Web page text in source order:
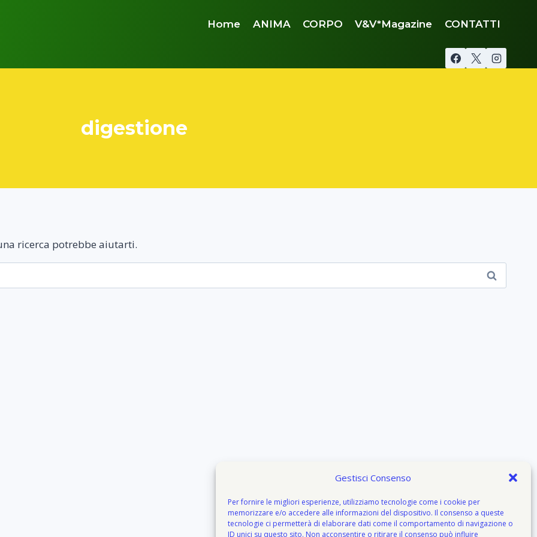
Gestisci Consenso
Per fornire le migliori esperienze, utilizziamo tecnologie come i cookie per
memorizzare e/o accedere alle informazioni del dispositivo. Il consenso a queste
tecnologie ci permetterà di elaborare dati come il comportamento di navigazione o
ID unici su questo sito. Non acconsentire o ritirare il consenso può influire
Home ANIMA CORPO V&V*Magazine CONTATTI
digestione
ricerca potrebbe aiutarti.